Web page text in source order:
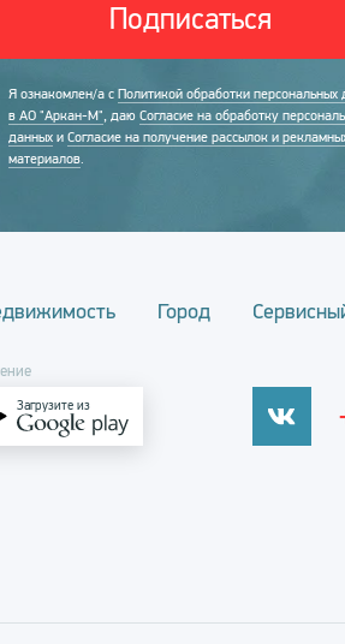
Подписаться
Я ознакомлен/а с Политикой обработки персональных
в АО "Аркан-М", даю Согласие на обработку
данных и Согласие на получение рассылок и
материалов.
Город
Загрузите из